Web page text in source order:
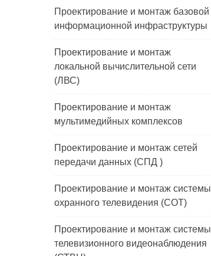
Проектирование и монтаж базовой
информационной инфраструктуры
Проектирование и монтаж
локальной вычислительной сети
(ЛВС)
Проектирование и монтаж
мультимедийных комплексов
Проектирование и монтаж сетей
передачи данных (СПД )
Проектирование и монтаж системы
охранного телевидения (СОТ)
Проектирование и монтаж системы
телевизионного видеонаблюдения